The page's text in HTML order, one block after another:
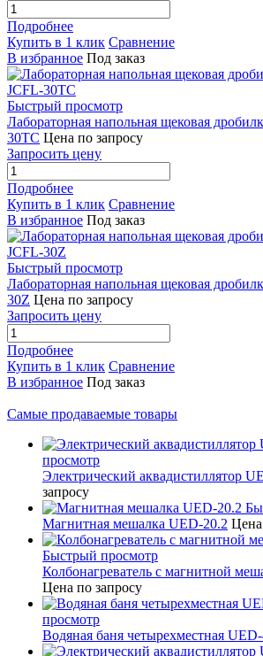
Подробнее
Купить в 1 клик Сравнение
В избранное Под заказ
Быстрый просмотр
Лабораторная напольная щековая
30TC Цена по запросу
Запросить цену
Подробнее
Купить в 1 клик Сравнение
В избранное Под заказ
Быстрый просмотр
Лабораторная напольная щековая
30Z Цена по запросу
Запросить цену
Подробнее
Купить в 1 клик Сравнение
В избранное Под заказ
Самые продаваемые товары
просмотр
Электрический аквадистиллятор
запросу
Магнитная мешалка UED-20.2 Цена
Быстрый просмотр
Колбонагреватель с магнитной
Цена по запросу
просмотр
Водяная баня четырехместная UED-